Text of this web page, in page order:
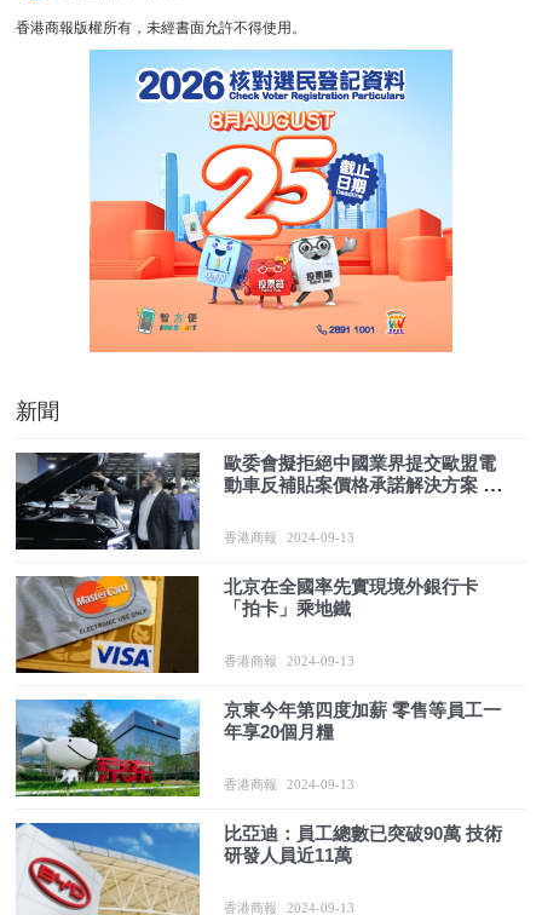
香港商報版權所有，未經書面允許不得使用。
新聞
歐委會擬拒絕中國業界提交歐盟電
動車反補貼案價格承諾解決方案 中
香港商報 2024-09-13
北京在全國率先實現境外銀行卡
「拍卡」乘地鐵
香港商報 2024-09-13
京東今年第四度加薪 零售等員工一
年享20個月糧
香港商報 2024-09-13
比亞迪：員工總數已突破90萬 技術
研發人員近11萬
香港商報 2024-09-13